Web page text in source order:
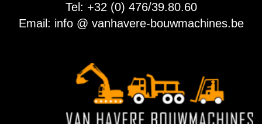
Tel: +32 (0) 476/39.80.60
Email: info @ vanhavere-bouwmachines.be